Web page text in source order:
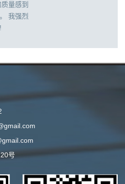
量感到
我强烈
号